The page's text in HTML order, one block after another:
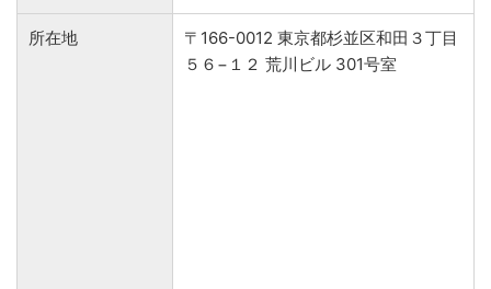
所在地
〒166-0012 東京都杉並区和田３丁目
５６−１２ 荒川ビル 301号室